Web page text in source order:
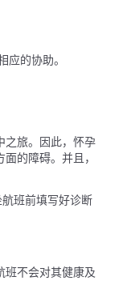
应的协助。
之旅。因此，怀孕
的障碍。并且，
班前填写好诊断
班不会对其健康及